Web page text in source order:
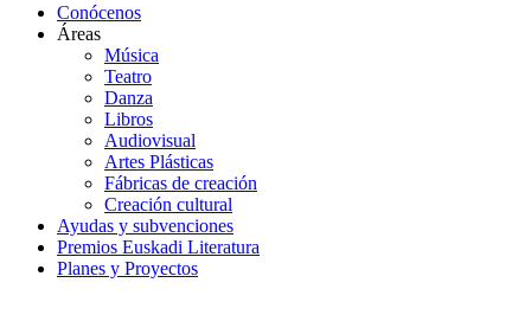
Conócenos
Áreas
Música
Teatro
Danza
Libros
Audiovisual
Artes Plásticas
Fábricas de creación
Creación cultural
Ayudas y subvenciones
Premios Euskadi Literatura
Planes y Proyectos